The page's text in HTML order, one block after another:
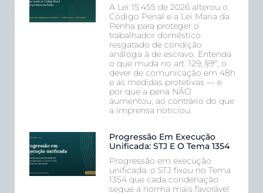
A Lei 15.455 de 2026 alterou o
Código Penal e a Lei Maria da
Penha para proteger o
trabalhador doméstico
resgatado de condição
análoga à de escravo. Entenda
o que muda no art. 129, §9º, o
dever de comunicação em 48h
e as medidas protetivas — e
por que a pena NÃO
aumentou, ao contrário do que
a imprensa noticiou.
Progressão Em Execução
Unificada: STJ E O Tema 1354
Progressão em execução
unificada: o STJ fixou no Tema
1354 que cada condenação
segue a norma mais favorável